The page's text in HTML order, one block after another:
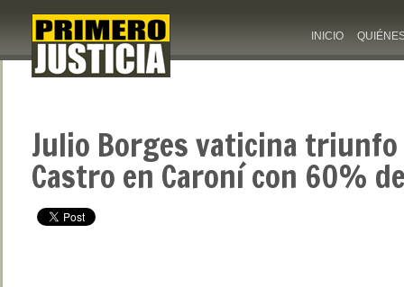
INICIO
Julio Borges vaticina triunfo
Castro en Caroní con 60%